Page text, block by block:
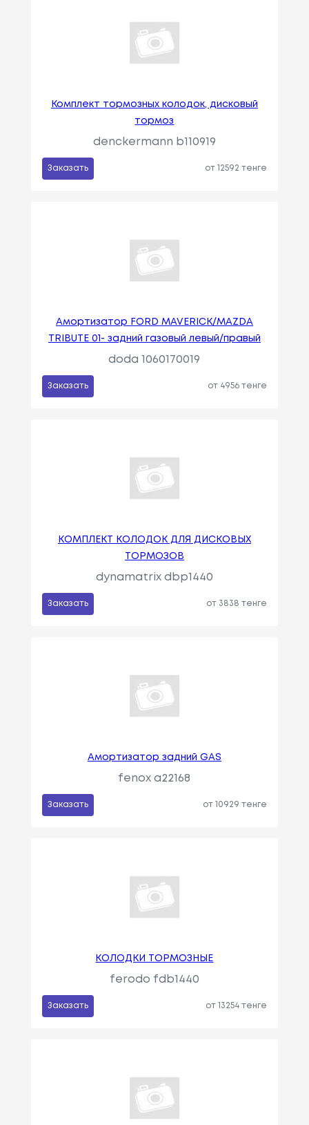
Комплект тормозных колодок, дисковый
тормоз
denckermann b110919
Заказать от 12592 тенге
Амортизатор FORD MAVERICK/MAZDA
TRIBUTE 01- задний газовый левый/правый
doda 1060170019
Заказать от 4956 тенге
КОМПЛЕКТ КОЛОДОК ДЛЯ ДИСКОВЫХ
ТОРМОЗОВ
dynamatrix dbp1440
Заказать от 3838 тенге
Амортизатор задний GAS
fenox a22168
Заказать от 10929 тенге
КОЛОДКИ ТОРМОЗНЫЕ
ferodo fdb1440
Заказать от 13254 тенге